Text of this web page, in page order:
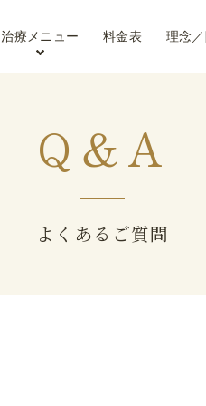
治療メニュー 料金表 理念
Q＆A
よくあるご質問